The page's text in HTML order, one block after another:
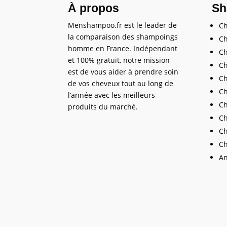
À propos
Menshampoo.fr est le leader de
la comparaison des shampoings
homme en France. Indépendant
et 100% gratuit, notre mission
est de vous aider à prendre soin
de vos cheveux tout au long de
l’année avec les meilleurs
produits du marché.